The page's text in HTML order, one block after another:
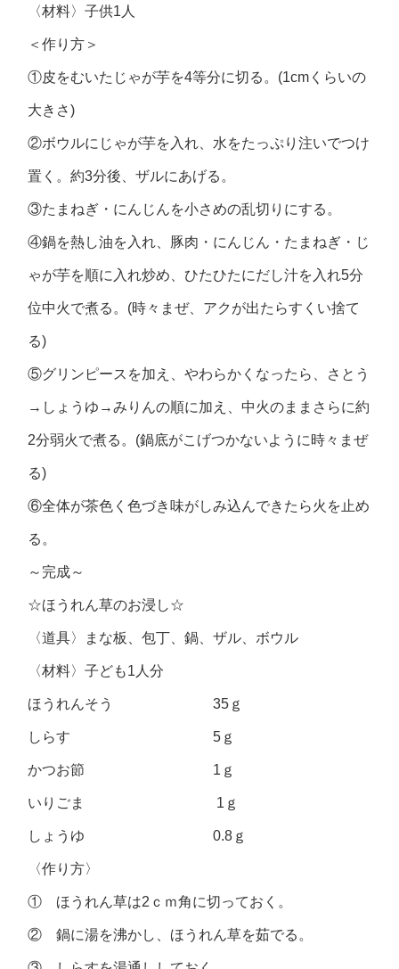
〈材料〉子供1人
＜作り方＞
①皮をむいたじゃが芋を4等分に切る。(1cmくらいの
大きさ)
②ボウルにじゃが芋を入れ、水をたっぷり注いでつけ
置く。約3分後、ザルにあげる。
③たまねぎ・にんじんを小さめの乱切りにする。
④鍋を熱し油を入れ、豚肉・にんじん・たまねぎ・じ
ゃが芋を順に入れ炒め、ひたひたにだし汁を入れ5分
位中火で煮る。(時々まぜ、アクが出たらすくい捨て
る)
⑤グリンピースを加え、やわらかくなったら、さとう
→しょうゆ→みりんの順に加え、中火のままさらに約
2分弱火で煮る。(鍋底がこげつかないように時々まぜ
る)
⑥全体が茶色く色づき味がしみ込んできたら火を止め
る。
～完成～
☆ほうれん草のお浸し☆
〈道具〉まな板、包丁、鍋、ザル、ボウル
〈材料〉子ども1人分
ほうれんそう 35ｇ
しらす 5ｇ
かつお節 1ｇ
いりごま 1ｇ
しょうゆ 0.8ｇ
〈作り方〉
① ほうれん草は2ｃｍ角に切っておく。
② 鍋に湯を沸かし、ほうれん草を茹でる。